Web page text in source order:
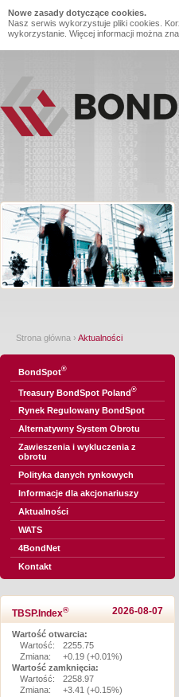
Nowe zasady dotyczące cookies.
Nasz serwis wykorzystuje pliki cookies.
wykorzystanie. Więcej informacji można
Strona główna › Aktualności
BondSpot®
Treasury BondSpot Poland®
Rynek Regulowany BondSpot
Alternatywny System Obrotu
Zawieszenia i wykluczenia z
obrotu
Polityka danych rynkowych
Informacje dla akcjonariuszy
Aktualności
WATS
4BondNet
Kontakt
TBSP.Index® 2026-08-07
Wartość otwarcia:
Wartość:
2255.75
Zmiana:
+0.19 (+0.01%)
Wartość zamknięcia:
Wartość:
2258.97
Zmiana:
+3.41 (+0.15%)